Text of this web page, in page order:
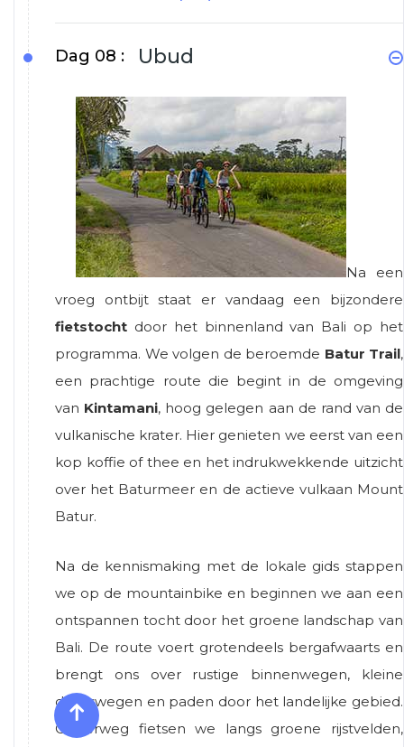
Dag 08 : Ubud
Na een
vroeg ontbijt staat er vandaag een bijzondere
fietstocht door het binnenland van Bali op het
programma. We volgen de beroemde Batur Trail,
een prachtige route die begint in de omgeving
van Kintamani, hoog gelegen aan de rand van de
vulkanische krater. Hier genieten we eerst van een
kop koffie of thee en het indrukwekkende uitzicht
over het Baturmeer en de actieve vulkaan Mount
Batur.
Na de kennismaking met de lokale gids stappen
we op de mountainbike en beginnen we aan een
ontspannen tocht door het groene landschap van
Bali. De route voert grotendeels bergafwaarts en
brengt ons over rustige binnenwegen, kleine
dorpswegen en paden door het landelijke gebied.
Onderweg fietsen we langs groene rijstvelden,